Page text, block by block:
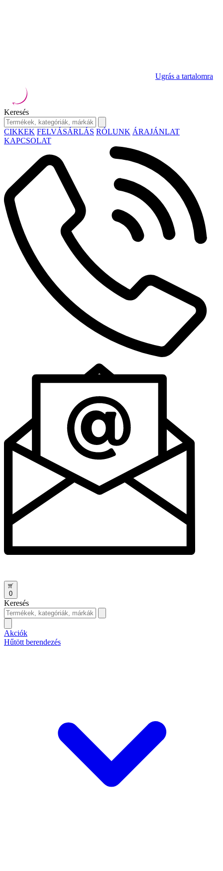
Ugrás a tartalomra
Keresés
CIKKEK FELVÁSÁRLÁS RÓLUNK ÁRAJÁNLAT
KAPCSOLAT
0
Keresés
Akciók
Hűtött berendezés